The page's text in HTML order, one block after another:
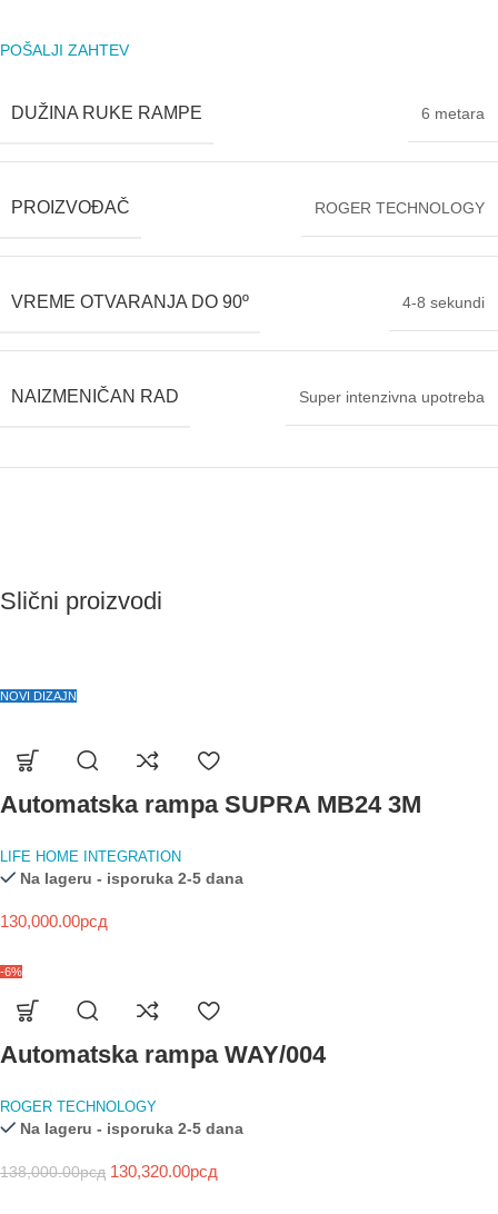
POŠALJI ZAHTEV
DUŽINA RUKE RAMPE 6 metara
PROIZVOĐAČ ROGER TECHNOLOGY
VREME OTVARANJA DO 90º 4-8 sekundi
NAIZMENIČAN RAD Super intenzivna upotreba
Slični proizvodi
NOVI DIZAJN
Automatska rampa SUPRA MB24 3M
LIFE HOME INTEGRATION
Na lageru - isporuka 2-5 dana
130,000.00рсд
-6%
Automatska rampa WAY/004
ROGER TECHNOLOGY
Na lageru - isporuka 2-5 dana
138,000.00рсд 130,320.00рсд